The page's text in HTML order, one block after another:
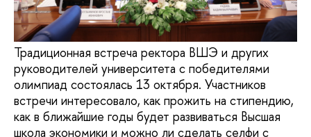
Традиционная встреча ректора ВШЭ и других
руководителей университета с победителями
олимпиад состоялась 13 октября. Участников
встречи интересовало, как прожить на стипендию,
как в ближайшие годы будет развиваться Высшая
школа экономики и можно ли сделать селфи с